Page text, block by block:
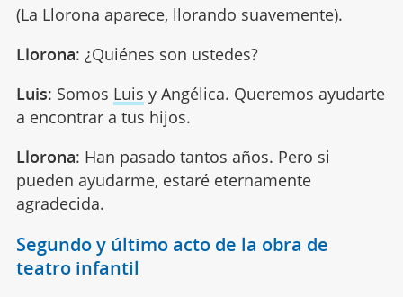
(La Llorona aparece, llorando suavemente).
Llorona: ¿Quiénes son ustedes?
Luis: Somos Luis y Angélica. Queremos ayudarte
a encontrar a tus hijos.
Llorona: Han pasado tantos años. Pero si
pueden ayudarme, estaré eternamente
agradecida.
Segundo y último acto de la obra de
teatro infantil